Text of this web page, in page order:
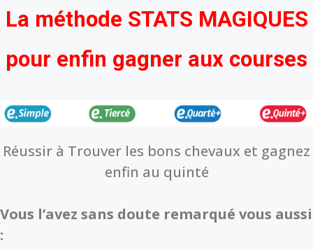
La méthode STATS MAGIQUES
pour enfin gagner aux courses
Réussir à Trouver les bons chevaux et gagnez
enfin au quinté
Vous l’avez sans doute remarqué vous aussi
: